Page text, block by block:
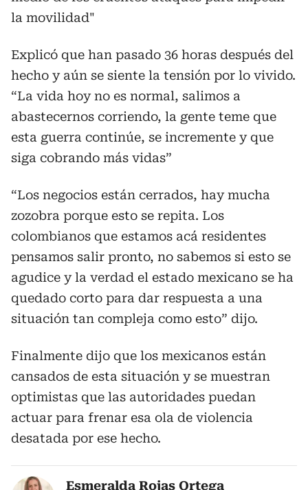
la movilidad"
Explicó que han pasado 36 horas después del
hecho y aún se siente la tensión por lo vivido.
“La vida hoy no es normal, salimos a
abastecernos corriendo, la gente teme que
esta guerra continúe, se incremente y que
siga cobrando más vidas”
“Los negocios están cerrados, hay mucha
zozobra porque esto se repita. Los
colombianos que estamos acá residentes
pensamos salir pronto, no sabemos si esto se
agudice y la verdad el estado mexicano se ha
quedado corto para dar respuesta a una
situación tan compleja como esto” dijo.
Finalmente dijo que los mexicanos están
cansados de esta situación y se muestran
optimistas que las autoridades puedan
actuar para frenar esa ola de violencia
desatada por ese hecho.
Esmeralda Rojas Ortega